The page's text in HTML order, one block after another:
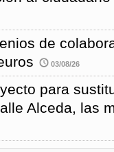
de
03/08/26
para
Alceda, las